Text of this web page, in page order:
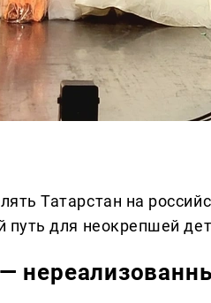
Татарстан на
путь для неокрепшей